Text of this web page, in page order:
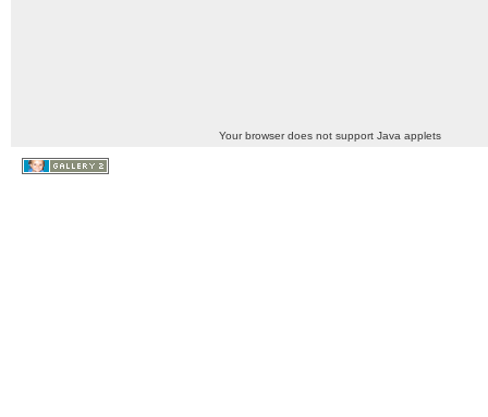
Your browser does not support Java applets